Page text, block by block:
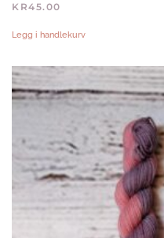
KR45.00
Legg i handlekurv